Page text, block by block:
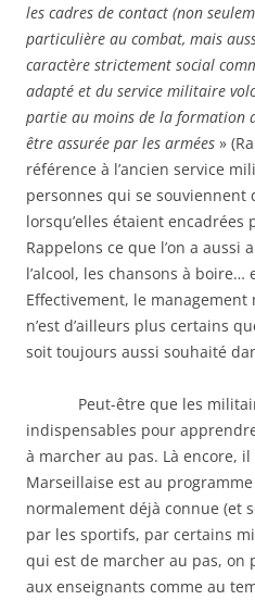
les cadres de contact (non
particulière au combat, mais
caractère strictement social
adapté et du service militaire
partie au moins de la formation
être assurée par les armées »
référence à l’ancien service
personnes qui se souviennent
lorsqu’elles étaient encadrées
Rappelons ce que l’on a aussi
l’alcool, les chansons à boire…
Effectivement, le
n’est d’ailleurs plus certains
soit toujours aussi souhaité
Peut-être que les
indispensables pour
à marcher au pas. Là encore,
Marseillaise est au
normalement déjà connue (et
par les sportifs, par certains
qui est de marcher au pas,
aux enseignants comme au